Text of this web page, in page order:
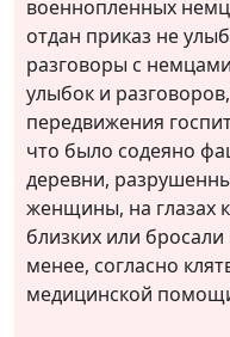
военнопленных
отдан приказ не
разговоры с
улыбок и
передвижения
что было содеяно
деревни,
женщины, на глазах
близких или
менее, согласно
медицинской